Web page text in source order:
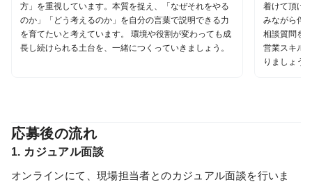
方」を重視しています。本質を捉え、「なぜそれをやる
のか」「どう考えるのか」を自分の言葉で説明できる力
を育てたいと考えています。 環境や役割が変わっても成
長し続けられる土台を、一緒につくっていきましょう。
着けて頂け
みながら伴
相談質問を
営業スキル
りましょう
応募後の流れ
1. カジュアル面談
オンラインにて、現場担当者とのカジュアル面談を行いま